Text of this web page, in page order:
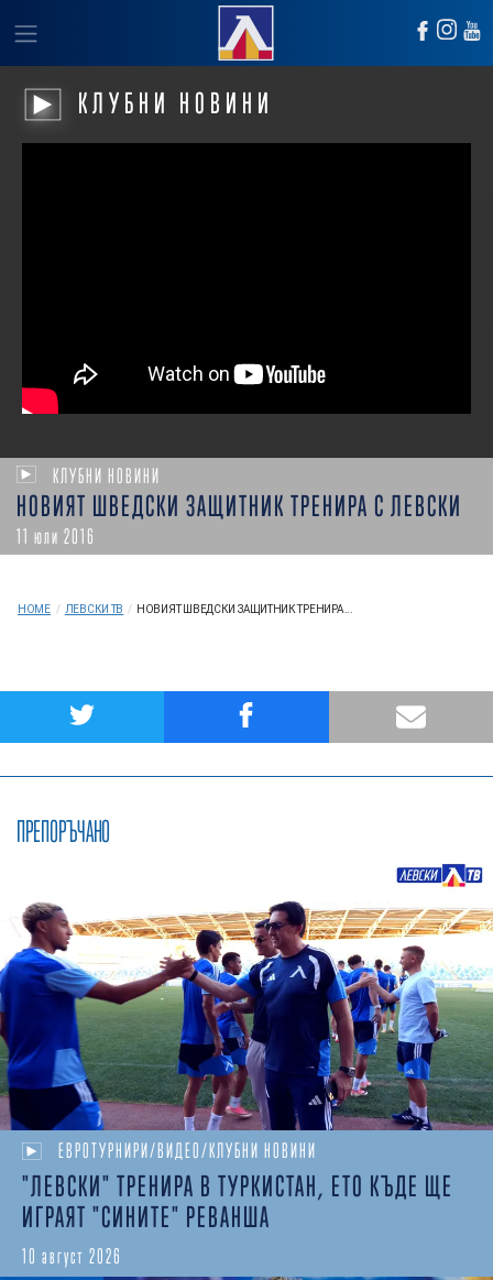
КЛУБНИ НОВИНИ
КЛУБНИ НОВИНИ
НОВИЯТ ШВЕДСКИ ЗАЩИТНИК ТРЕНИРА С ЛЕВСКИ
11 юли 2016
HOME / ЛЕВСКИ ТВ / НОВИЯТ ШВЕДСКИ ЗАЩИТНИК ТРЕНИРА...
ПРЕПОРЪЧАНО
ЕВРОТУРНИРИ/ВИДЕО/КЛУБНИ НОВИНИ
"ЛЕВСКИ" ТРЕНИРА В ТУРКИСТАН, ЕТО КЪДЕ ЩЕ
ИГРАЯТ "СИНИТЕ" РЕВАНША
10 август 2026